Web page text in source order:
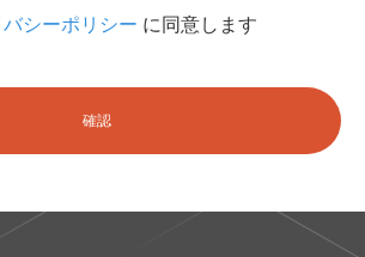
シーポリシー に同意します
確認